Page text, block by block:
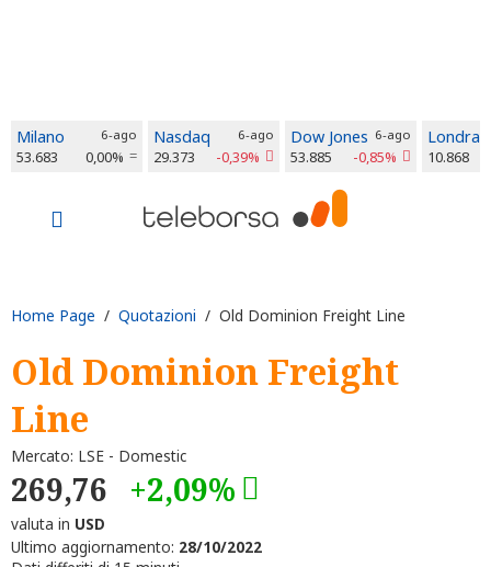
Milano 6-ago
53.683 0,00%
Nasdaq 6-ago
29.373 -0,39%
Dow Jones 6-ago
53.885 -0,85%
Londra
10.868
Home Page / Quotazioni / Old Dominion Freight Line
Old Dominion Freight
Line
Mercato: LSE - Domestic
269,76 +2,09%
valuta in USD
Ultimo aggiornamento: 28/10/2022